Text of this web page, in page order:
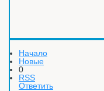
Начало
Новые
0
RSS
Ответить